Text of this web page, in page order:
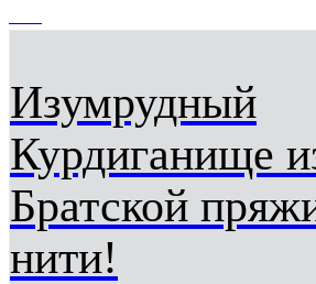
Изумрудный
Курдиганище
Братской
нити!